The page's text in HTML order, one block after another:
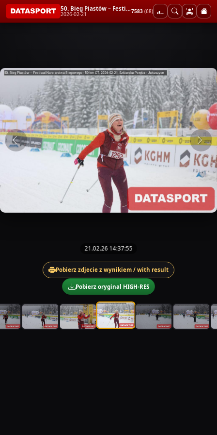
50. Bieg Piastów – Festiwal Narciarstwa Biegowego - 50 km CT
2026-02-21 7583 (68)
21.02.26 14:37:55
Pobierz zdjecie z wynikiem / with result
Pobierz oryginal HIGH-RES